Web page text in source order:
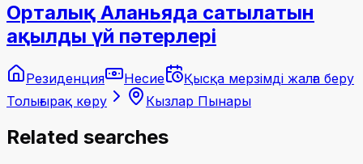
Орталық Аланьяда сатылатын
ақылды үй пәтерлері
Резиденция Несие
Қысқа мерзімді жалға беру
Толығырақ көру
Кызлар Пынары
Related searches